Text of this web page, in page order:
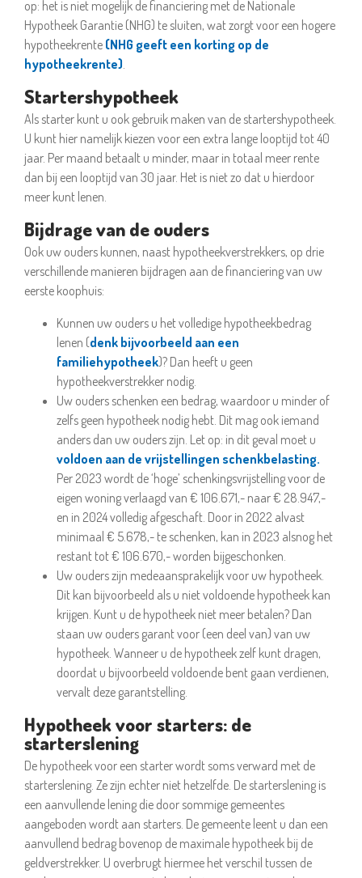
op: het is niet mogelijk de financiering met de Nationale
Hypotheek Garantie (NHG) te sluiten, wat zorgt voor een hogere
hypotheekrente (NHG geeft een korting op de
hypotheekrente).
Startershypotheek
Als starter kunt u ook gebruik maken van de startershypotheek.
U kunt hier namelijk kiezen voor een extra lange looptijd tot 40
jaar. Per maand betaalt u minder, maar in totaal meer rente
dan bij een looptijd van 30 jaar. Het is niet zo dat u hierdoor
meer kunt lenen.
Bijdrage van de ouders
Ook uw ouders kunnen, naast hypotheekverstrekkers, op drie
verschillende manieren bijdragen aan de financiering van uw
eerste koophuis:
Kunnen uw ouders u het volledige hypotheekbedrag
lenen (denk bijvoorbeeld aan een
familiehypotheek)? Dan heeft u geen
hypotheekverstrekker nodig.
Uw ouders schenken een bedrag, waardoor u minder of
zelfs geen hypotheek nodig hebt. Dit mag ook iemand
anders dan uw ouders zijn. Let op: in dit geval moet u
voldoen aan de vrijstellingen schenkbelasting.
Per 2023 wordt de ‘hoge’ schenkingsvrijstelling voor de
eigen woning verlaagd van € 106.671,- naar € 28.947,-
en in 2024 volledig afgeschaft. Door in 2022 alvast
minimaal € 5.678,- te schenken, kan in 2023 alsnog het
restant tot € 106.670,- worden bijgeschonken.
Uw ouders zijn medeaansprakelijk voor uw hypotheek.
Dit kan bijvoorbeeld als u niet voldoende hypotheek kan
krijgen. Kunt u de hypotheek niet meer betalen? Dan
staan uw ouders garant voor (een deel van) van uw
hypotheek. Wanneer u de hypotheek zelf kunt dragen,
doordat u bijvoorbeeld voldoende bent gaan verdienen,
vervalt deze garantstelling.
Hypotheek voor starters: de
starterslening
De hypotheek voor een starter wordt soms verward met de
starterslening. Ze zijn echter niet hetzelfde. De starterslening is
een aanvullende lening die door sommige gemeentes
aangeboden wordt aan starters. De gemeente leent u dan een
aanvullend bedrag bovenop de maximale hypotheek bij de
geldverstrekker. U overbrugt hiermee het verschil tussen de